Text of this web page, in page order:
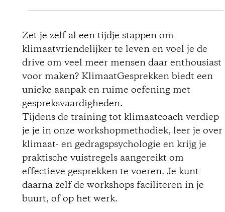
D
i
r
e
c
t
i
o
n
Zet je zelf al een tijdje stappen om
klimaatvriendelijker te leven en voel je de
drive om veel meer mensen daar enthousiast
voor maken? KlimaatGesprekken biedt een
unieke aanpak en ruime oefening met
gespreksvaardigheden.
Tijdens de training tot klimaatcoach verdiep
je je in onze workshopmethodiek, leer je over
klimaat- en gedragspsychologie en krijg je
praktische vuistregels aangereikt om
effectieve gesprekken te voeren. Je kunt
daarna zelf de workshops faciliteren in je
buurt, of op het werk.